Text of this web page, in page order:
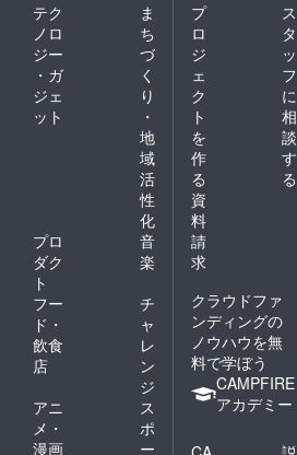
テク
ノロ
ジー
・ガ
ジェ
ット
ま
ち
づ
く
り
・
地
域
活
性
化
プロ
ダク
ト
音
楽
フー
ド・
飲食
店
チ
ャ
レ
ン
ジ
アニ
メ・
漫画
ス
ポ
ー
プ
ロ
ジ
ェ
ク
ト
を
作
る
ス
タ
ッ
フ
に
相
談
す
る
資
料
請
求
クラウドファ
ンディングの
ノウハウを無
料で学ぼう
CAMPFIRE
アカデミー